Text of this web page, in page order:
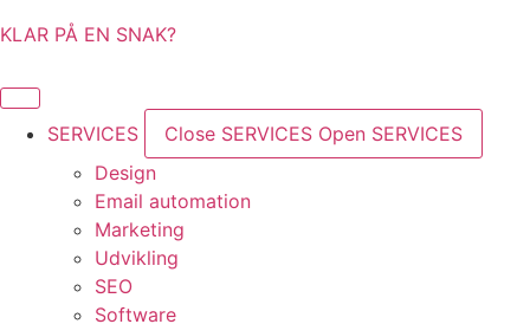
KLAR PÅ EN SNAK?
SERVICES Close SERVICES Open SERVICES
Design
Email automation
Marketing
Udvikling
SEO
Software